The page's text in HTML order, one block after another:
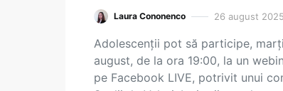
Laura Cononenco 26 august 2025
Adolescenții pot să participe,
august, de la ora 19:00, la un
pe Facebook LIVE, potrivit unui